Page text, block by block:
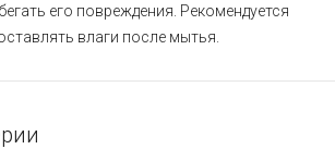
его повреждения. Рекомендуется
влаги после мытья.